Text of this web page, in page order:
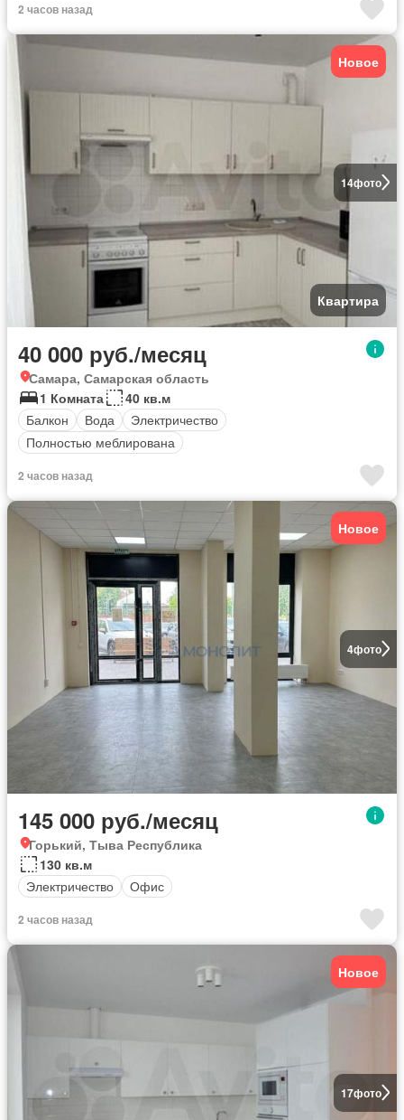
2 часов назад
14фото
Новое
Квартира
40 000 руб./месяц
Самара, Самарская область
1 Комната
40 кв.м
Балкон
Вода
Электричество
Полностью меблирована
2 часов назад
4фото
Новое
145 000 руб./месяц
Горький, Тыва Республика
130 кв.м
Электричество
Офис
2 часов назад
17фото
Новое